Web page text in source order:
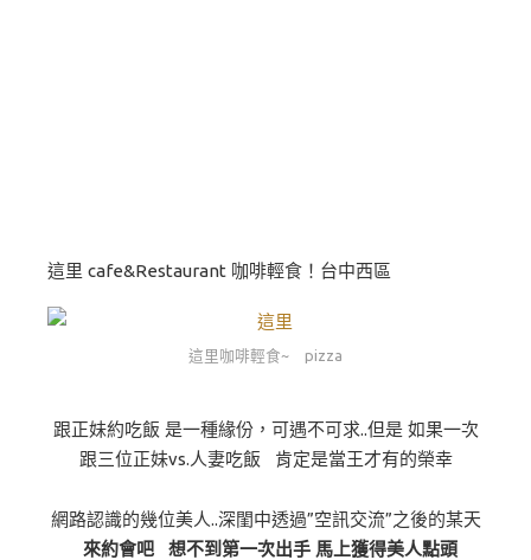
這里 cafe&Restaurant 咖啡輕食！台中西區
這里咖啡輕食~ pizza
跟正妹約吃飯 是一種緣份，可遇不可求..但是 如果一次
跟三位正妹vs.人妻吃飯 肯定是當王才有的榮幸
網路認識的幾位美人..深閨中透過”空訊交流”之後的某天
來約會吧 想不到第一次出手 馬上獲得美人點頭